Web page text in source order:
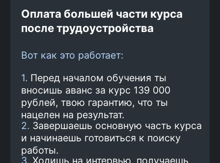
Наши карьерные консультанты
помогают тебе получить лучшие
предложения.
Подготовка к
трудоустройству и поиск
работы
4
Ты проходишь курс по
Обучение и практика
3
Смотреть
программу